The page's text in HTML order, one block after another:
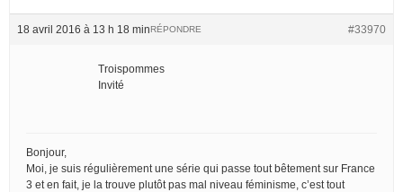
18 avril 2016 à 13 h 18 min #33970
RÉPONDRE
Troispommes
Invité
Bonjour,
Moi, je suis régulièrement une série qui passe tout bêtement sur France
3 et en fait, je la trouve plutôt pas mal niveau féminisme, c’est tout